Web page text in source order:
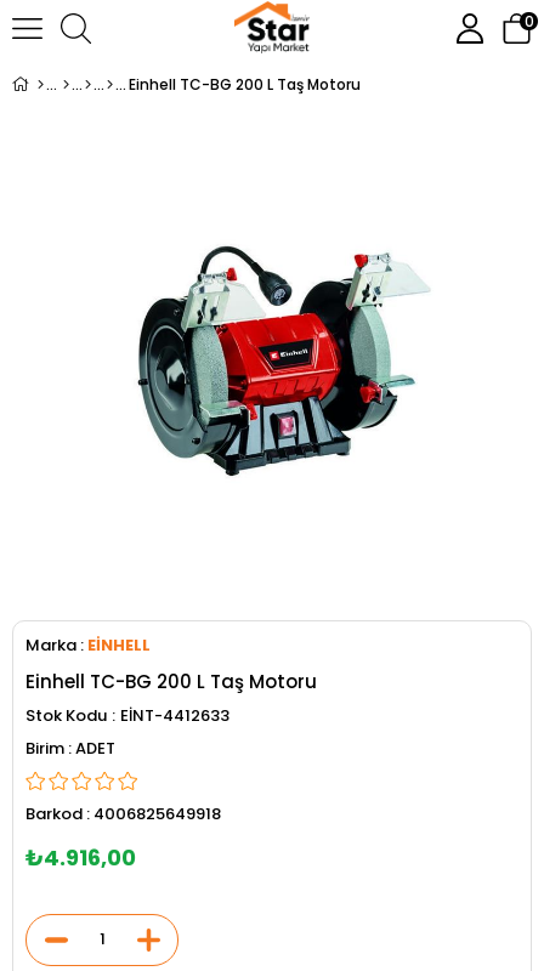
0
Einhell TC-BG 200 L Taş Motoru
Marka : EİNHELL
Einhell TC-BG 200 L Taş Motoru
Stok Kodu
EİNT-4412633
ADET
Barkod : 4006825649918
₺4.916,00